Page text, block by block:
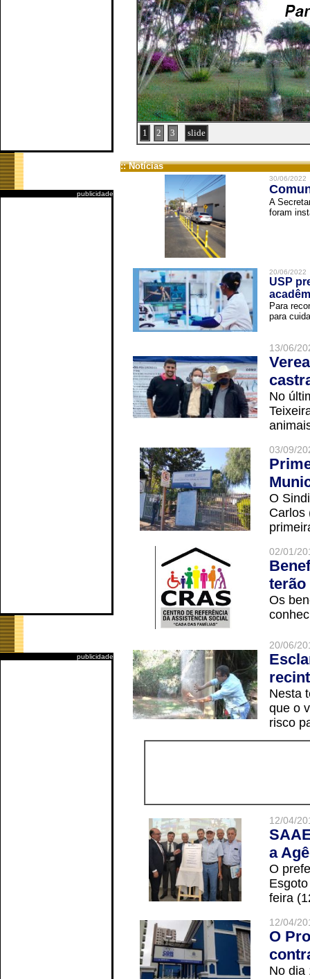
publicidade
publicidade
1 2 3 slide
:: Notícias
30/06/2022
A
foram
20/06/2022
USP
Para
para
13/06/
No
03/09/
O
Carlos
02/01/
terão
Os
20/06/
Nesta
que o
risco
12/04/
a
O
feira
12/04/
O
No dia